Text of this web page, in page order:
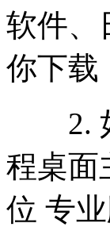
软件、
你下载
2. 如
程桌面
位 专